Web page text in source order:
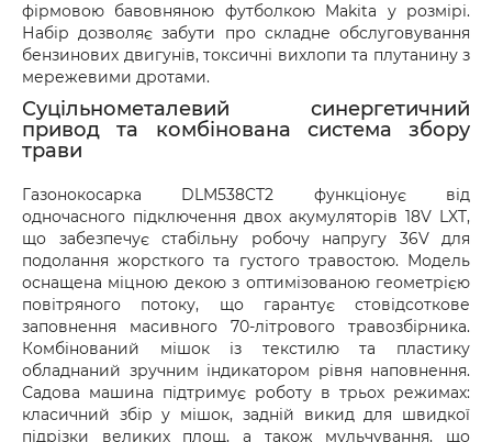
фірмовою бавовняною футболкою Makita у розмірі.
Набір дозволяє забути про складне обслуговування
бензинових двигунів, токсичні вихлопи та плутанину з
мережевими дротами.
Суцільнометалевий синергетичний
привод та комбінована система збору
трави
Газонокосарка DLM538CT2 функціонує від
одночасного підключення двох акумуляторів 18V LXT,
що забезпечує стабільну робочу напругу 36V для
подолання жорсткого та густого травостою. Модель
оснащена міцною декою з оптимізованою геометрією
повітряного потоку, що гарантує стовідсоткове
заповнення масивного 70-літрового травозбірника.
Комбінований мішок із текстилю та пластику
обладнаний зручним індикатором рівня наповнення.
Садова машина підтримує роботу в трьох режимах:
класичний збір у мішок, задній викид для швидкої
підрізки великих площ, а також мульчування, що